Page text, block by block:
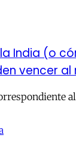
India (o
vencer